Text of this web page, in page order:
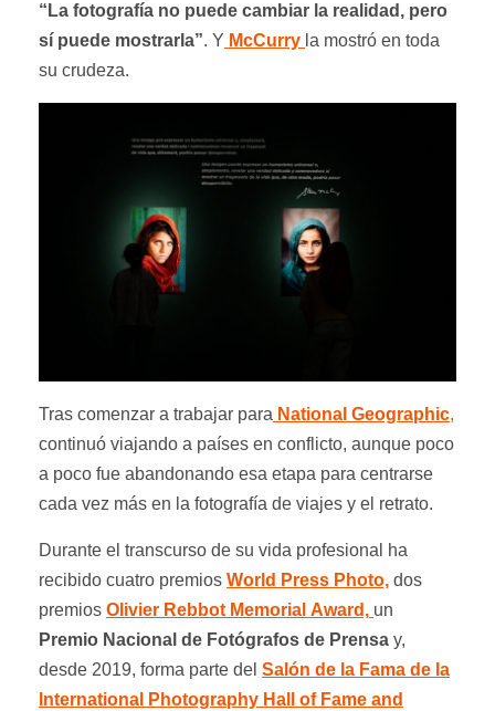
“La fotografía no puede cambiar la realidad, pero
sí puede mostrarla”. Y McCurry la mostró en toda
su crudeza.
Tras comenzar a trabajar para National Geographic,
continuó viajando a países en conflicto, aunque poco
a poco fue abandonando esa etapa para centrarse
cada vez más en la fotografía de viajes y el retrato.
Durante el transcurso de su vida profesional ha
recibido cuatro premios World Press Photo, dos
premios Olivier Rebbot Memorial Award, un
Premio Nacional de Fotógrafos de Prensa y,
desde 2019, forma parte del Salón de la Fama de la
International Photography Hall of Fame and